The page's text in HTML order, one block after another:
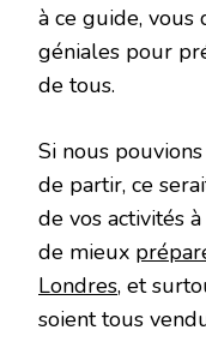
à ce guide, vous
géniales pour
de tous.
Si nous
de partir, ce
de vos activités
de mieux
Londres, et
soient tous